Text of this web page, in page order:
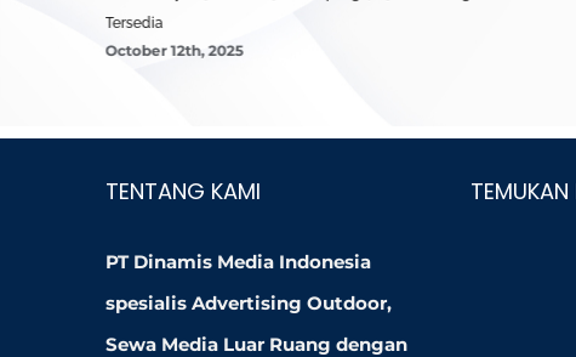
Tersedia
October 12th, 2025
TENTANG KAMI
PT Dinamis Media Indonesia
spesialis Advertising Outdoor,
Sewa Media Luar Ruang dengan
TEMUKAN